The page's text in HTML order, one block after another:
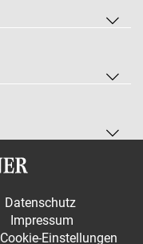
Datenschutz
Impressum
Cookie-Einstellungen